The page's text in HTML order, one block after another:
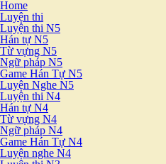
Home
Luyện thi
Luyện thi N5
Hán tự N5
Từ vựng N5
Ngữ pháp N5
Game Hán Tự N5
Luyện Nghe N5
Luyện thi N4
Hán tự N4
Từ vựng N4
Ngữ pháp N4
Game Hán Tự N4
Luyện nghe N4